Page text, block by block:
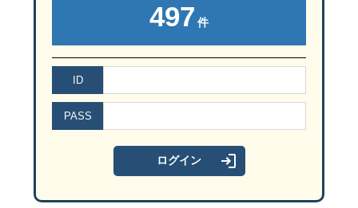
497 件
ID
PASS